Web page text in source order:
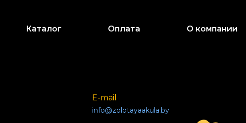
Каталог Оплата О компании
E-mail
info@zolotayaakula.by